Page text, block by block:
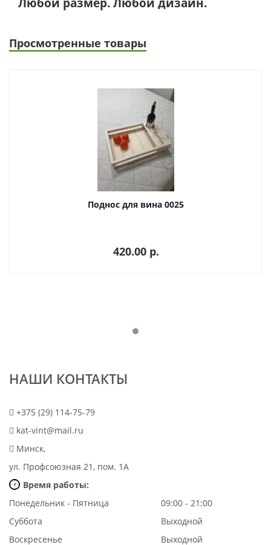
Просмотренные товары
Поднос для вина 0025
420.00 p.
НАШИ КОНТАКТЫ
+375 (29) 114-75-79
kat-vint@mail.ru
Минск,
ул. Профсоюзная 21, пом. 1А
Время работы:
Понедельник - Пятница
09:00 - 21:00
Суббота
Выходной
Воскресенье
Выходной